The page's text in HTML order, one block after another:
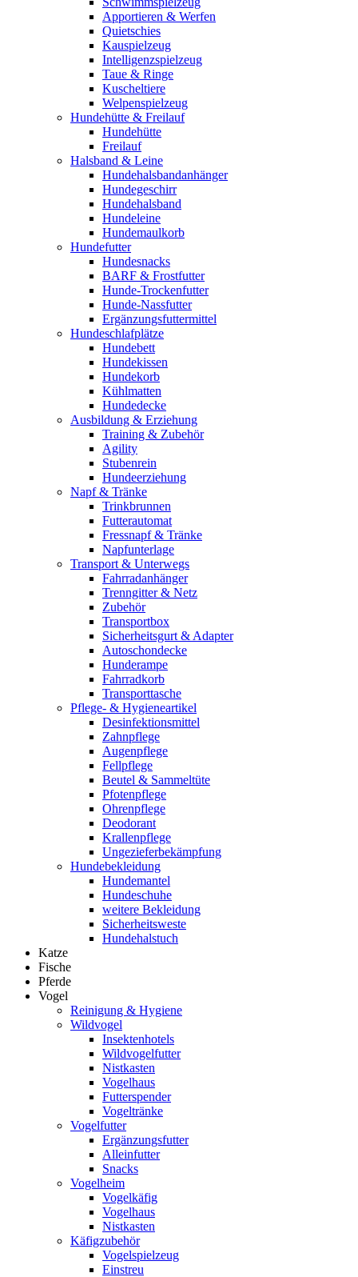
Apportieren & Werfen
Quietschies
Kauspielzeug
Intelligenzspielzeug
Taue & Ringe
Kuscheltiere
Welpenspielzeug
Hundehütte & Freilauf
Hundehütte
Freilauf
Halsband & Leine
Hundehalsbandanhänger
Hundegeschirr
Hundehalsband
Hundeleine
Hundemaulkorb
Hundefutter
Hundesnacks
BARF & Frostfutter
Hunde-Trockenfutter
Hunde-Nassfutter
Ergänzungsfuttermittel
Hundeschlafplätze
Hundebett
Hundekissen
Hundekorb
Kühlmatten
Hundedecke
Ausbildung & Erziehung
Training & Zubehör
Agility
Stubenrein
Hundeerziehung
Napf & Tränke
Trinkbrunnen
Futterautomat
Fressnapf & Tränke
Napfunterlage
Transport & Unterwegs
Fahrradanhänger
Trenngitter & Netz
Zubehör
Transportbox
Sicherheitsgurt & Adapter
Autoschondecke
Hunderampe
Fahrradkorb
Transporttasche
Pflege- & Hygieneartikel
Desinfektionsmittel
Zahnpflege
Augenpflege
Fellpflege
Beutel & Sammeltüte
Pfotenpflege
Ohrenpflege
Deodorant
Krallenpflege
Ungezieferbekämpfung
Hundebekleidung
Hundemantel
Hundeschuhe
weitere Bekleidung
Sicherheitsweste
Hundehalstuch
Katze
Fische
Pferde
Vogel
Reinigung & Hygiene
Wildvogel
Insektenhotels
Wildvogelfutter
Nistkasten
Vogelhaus
Futterspender
Vogeltränke
Vogelfutter
Ergänzungsfutter
Alleinfutter
Snacks
Vogelheim
Vogelkäfig
Vogelhaus
Nistkasten
Käfigzubehör
Vogelspielzeug
Einstreu